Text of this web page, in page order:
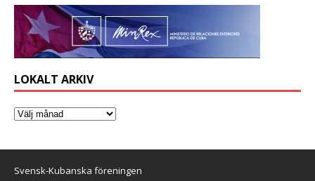
LOKALT ARKIV
Svensk-Kubanska föreningen